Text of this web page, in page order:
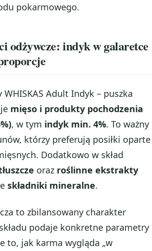
pokarmowego.
odżywcze: indyk w galaretce
Adult Indyk – puszka
mięso i produkty pochodzenia
, w tym indyk min. 4%. To ważny
którzy preferują posiłki oparte
Dodatkowo w skład
oraz roślinne ekstrakty
składniki mineralne.
to zbilansowany charakter
podaje konkretne parametry
to, jak karma wygląda „w